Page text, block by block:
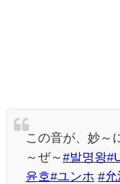
この音が、妙～
～ぜ～ #발명왕
윤호#ユンホ #允